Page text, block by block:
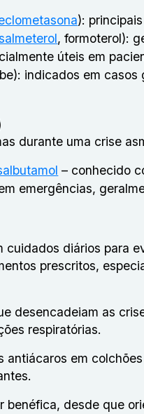
):
, formoterol):
úteis em
indicados em
durante uma crise
– conhecido
emergências,
diários para
prescritos,
desencadeiam as
respiratórias.
antiácaros em
benéfica, desde que